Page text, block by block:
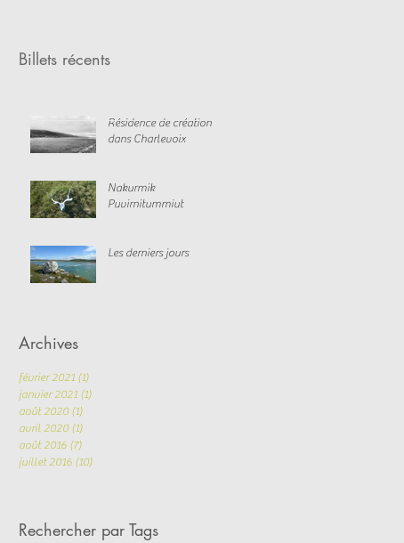
Billets récents
Résidence de création
dans Charlevoix
Nakurmik
Puvirnitummiut
Les derniers jours
Archives
février 2021 (1)
janvier 2021 (1)
août 2020 (1)
avril 2020 (1)
août 2016 (7)
juillet 2016 (10)
Rechercher par Tags